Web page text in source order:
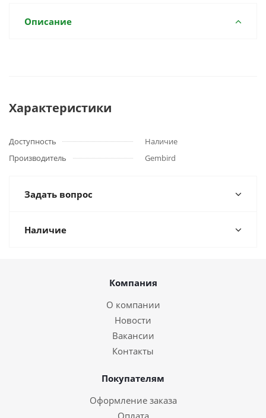
Описание
Характеристики
Доступность
Наличие
Производитель
Gembird
Задать вопрос
Наличие
Компания
О компании
Новости
Вакансии
Контакты
Покупателям
Оформление заказа
Оплата